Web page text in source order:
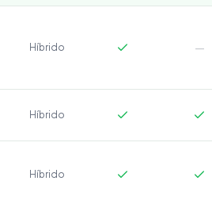
Híbrido —
Híbrido
Híbrido